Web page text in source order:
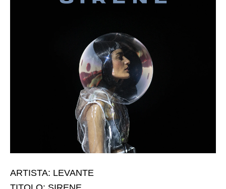
ARTISTA: LEVANTE